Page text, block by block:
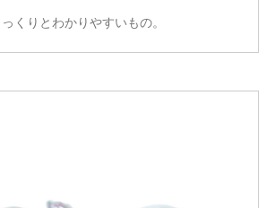
くりとわかりやすいもの。